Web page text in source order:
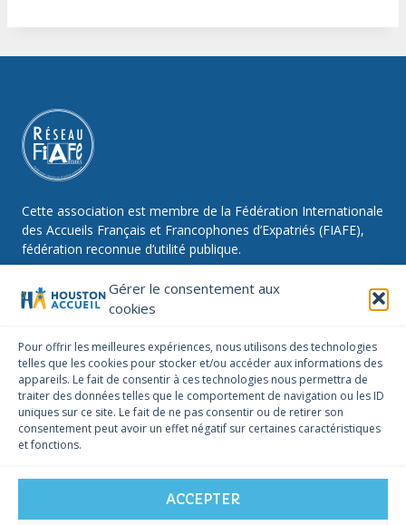
Gérer le consentement aux
cookies
Pour offrir les meilleures expériences, nous utilisons des technologies
telles que les cookies pour stocker et/ou accéder aux informations des
appareils. Le fait de consentir à ces technologies nous permettra de
traiter des données telles que le comportement de navigation ou les ID
uniques sur ce site. Le fait de ne pas consentir ou de retirer son
consentement peut avoir un effet négatif sur certaines caractéristiques
et fonctions.
ACCEPTER
Cette association est membre de la Fédération Internationale
des Accueils Français et Francophones d’Expatriés (FIAFE),
fédération reconnue d’utilité publique.
NOUS SUIVRE
Facebook Instagram Linkedin
NOUS CONTACTER
infos@houstonaccueil.org